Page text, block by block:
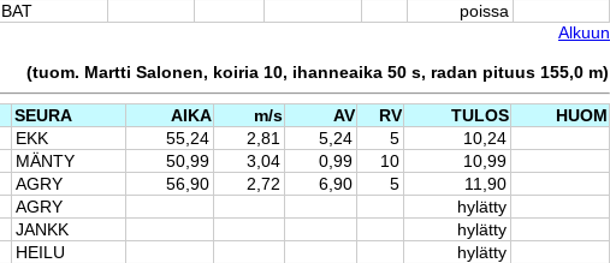
BAT
poissa
Alkuun
(tuom. Martti Salonen, koiria 10, ihanneaika 50 s, radan pituus 155,0 m)
SEURA AIKA m/s AV RV TULOS
HUOM
EKK 55,24 2,81 5,24 5
10,24
MÄNTY 50,99 3,04 0,99 10
10,99
AGRY 56,90 2,72 6,90 5
11,90
AGRY
hylätty
JANKK
hylätty
HEILU
hylätty